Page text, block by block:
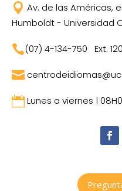
 Av. de las Américas,
Humboldt - Universidad
(07) 4-134-750 Ext.

Lunes a viernes |